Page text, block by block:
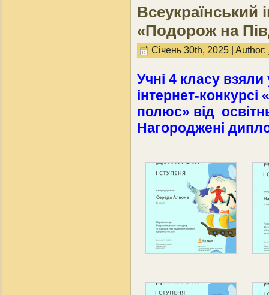
Всеукраїнський
«Подорож на
Січень 30th, 2025 | Author:
Учні 4 класу
інтернет-
полюс» від
Нагороджені